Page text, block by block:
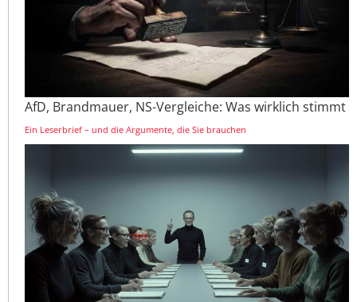
AfD, Brandmauer, NS-Vergleiche: Was wirklich stimmt
Ein Leserbrief – und die Argumente, die Sie brauchen